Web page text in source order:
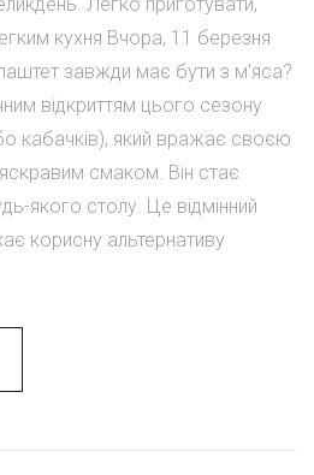
кухня Вчора, 11 березня
завжди має бути з м'яса?
відкриттям цього сезону
кабачків), який вражає своєю
смаком. Він стає
якого столу. Це відмінний
корисну альтернативу